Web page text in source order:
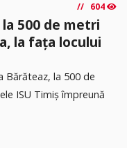
604
500 de metri
la fața locului
Bărăteaz, la 500 de
ISU Timiș împreună